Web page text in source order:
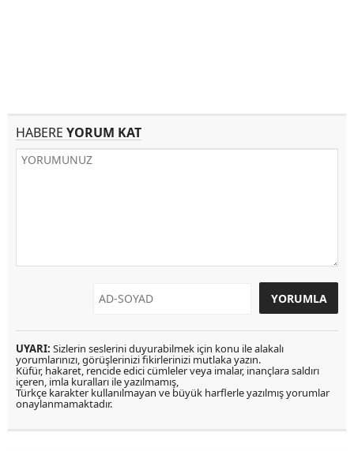
HABERE YORUM KAT
UYARI: Sizlerin seslerini duyurabilmek için konu ile alakalı
yorumlarınızı, görüşlerinizi fikirlerinizi mutlaka yazın.
Küfür, hakaret, rencide edici cümleler veya imalar, inançlara saldırı
içeren, imla kuralları ile yazılmamış,
Türkçe karakter kullanılmayan ve büyük harflerle yazılmış yorumlar
onaylanmamaktadır.